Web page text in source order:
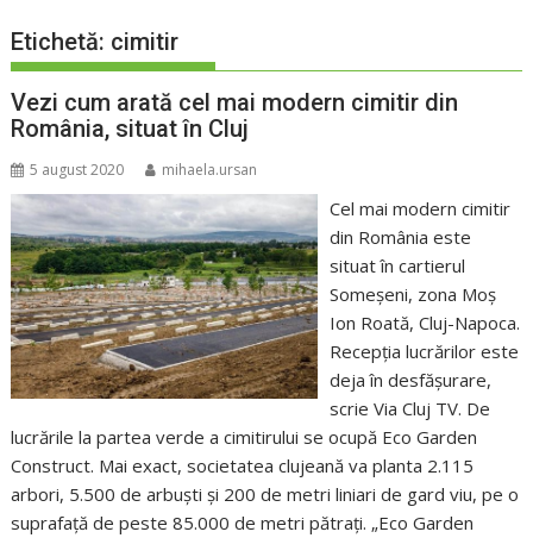
Etichetă: cimitir
Vezi cum arată cel mai modern cimitir din
România, situat în Cluj
5 august 2020 mihaela.ursan
Cel mai modern cimitir
din România este
situat în cartierul
Someșeni, zona Moș
Ion Roată, Cluj-Napoca.
Recepția lucrărilor este
deja în desfășurare,
scrie Via Cluj TV. De
lucrările la partea verde a cimitirului se ocupă Eco Garden
Construct. Mai exact, societatea clujeană va planta 2.115
arbori, 5.500 de arbuști și 200 de metri liniari de gard viu, pe o
suprafață de peste 85.000 de metri pătrați. „Eco Garden